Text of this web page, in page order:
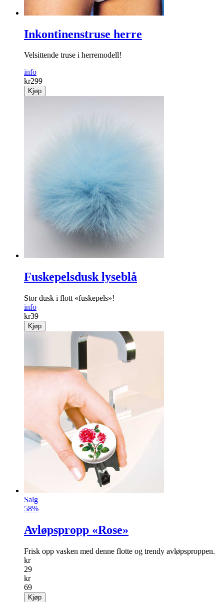
Inkontinenstruse herre
Velsittende truse i herremodell!
info
kr299
Kjøp
Fuskepelsdusk lyseblå
Stor dusk i flott «fuskepels»!
info
kr39
Kjøp
Salg
58%
Avløpspropp «Rose»
Frisk opp vasken med denne flotte og trendy avløpsproppen.
kr
29
kr
69
Kjøp